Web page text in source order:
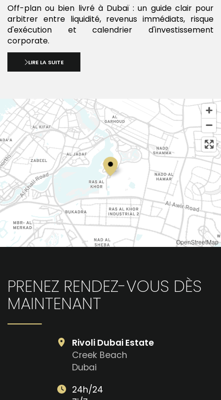
Off-plan ou bien livré à Dubaï : un guide clair pour
arbitrer entre liquidité, revenus immédiats, risque
d'exécution et calendrier d'investissement
corporate.
LIRE LA SUITE
OpenStreetMap
PRENEZ RENDEZ-VOUS DÈS
MAINTENANT
Rivoli Dubai Estate
Creek Beach
Dubai
24h/24